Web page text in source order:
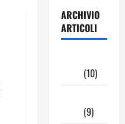
ARCHIVIO
ARTICOLI
(10)
(9)